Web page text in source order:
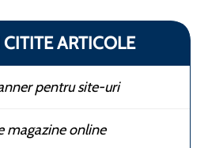
ARTICOLE
pentru site-uri
magazine online